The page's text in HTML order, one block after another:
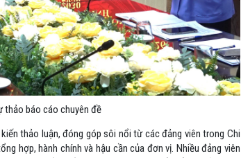
thảo báo cáo chuyên đề
thảo luận, đóng góp sôi nổi từ các đảng viên trong Chi
hợp, hành chính và hậu cần của đơn vị. Nhiều đảng viên